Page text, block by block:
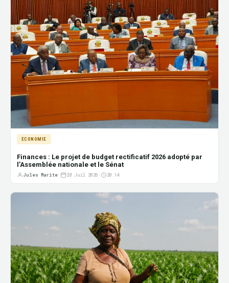
ECONOMIE
Finances : Le projet de budget rectificatif 2026 adopté par
l’Assemblée nationale et le Sénat
Jules Marite 28 Juil 2026 20:14